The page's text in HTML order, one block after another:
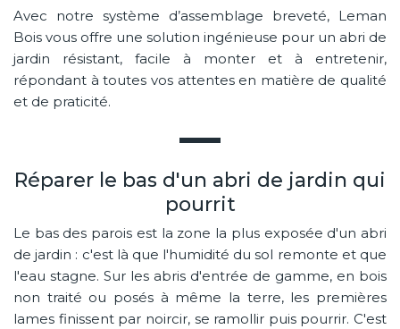
Avec notre système d’assemblage breveté, Leman
Bois vous offre une solution ingénieuse pour un abri de
jardin résistant, facile à monter et à entretenir,
répondant à toutes vos attentes en matière de qualité
et de praticité.
Réparer le bas d'un abri de jardin qui
pourrit
Le bas des parois est la zone la plus exposée d'un abri
de jardin : c'est là que l'humidité du sol remonte et que
l'eau stagne. Sur les abris d'entrée de gamme, en bois
non traité ou posés à même la terre, les premières
lames finissent par noircir, se ramollir puis pourrir. C'est